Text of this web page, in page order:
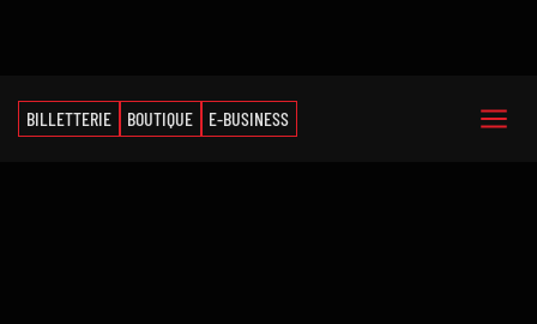
BILLETTERIE BOUTIQUE E-BUSINESS